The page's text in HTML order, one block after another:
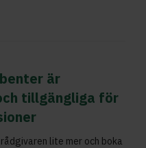
är
tillgängliga för
lite mer och boka